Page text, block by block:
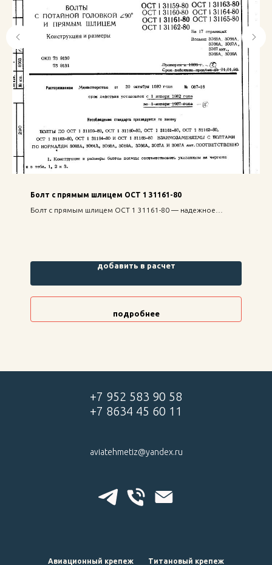
Болт с прямым шлицем ОСТ 1 31161-80
Болт с прямым шлицем ОСТ 1 31161-80 — надежное
добавить в расчет
подробнее
+7 952 583 90 58
+7 8634 45 60 11
aviatehmetiz@yandex.ru
Авиационный крепеж Титановый крепеж